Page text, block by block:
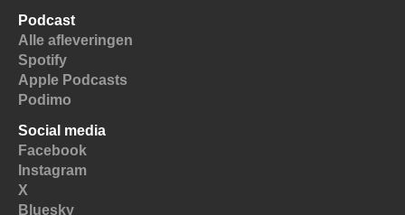
Podcast
Alle afleveringen
Spotify
Apple Podcasts
Podimo
Social media
Facebook
Instagram
X
Bluesky